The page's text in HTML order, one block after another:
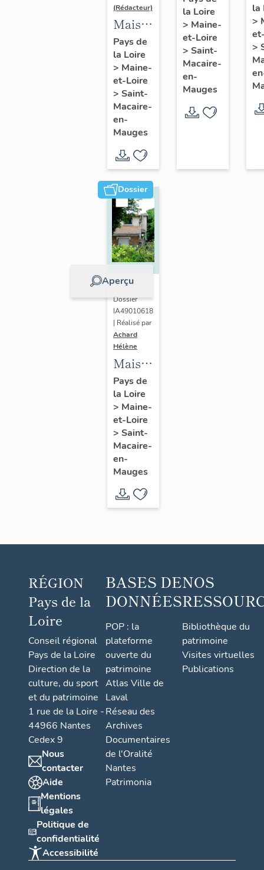
(Rédacteur)
Maison
de
l'industriel
Louis
Pasquier,
2 rue
Pasteur,
Saint-
Macaire-
en-
Mauges
Pays de
la Loire
> Maine-
et-Loire
> Saint-
Macaire-
en-
Mauges
l'industriel
Jean
Pasquier,
9 rue
Jeanne-
d'Arc,
Saint-
la Loire
> Maine-
et-Loire
> Saint-
Macaire-
en-
Mauges
la
>
>
Dossier
Aperçu
Dossier
IA49010618
| Réalisé par
Achard
Hélène
Maison
de
l'industriel
Louis
Huchon
(fils)
Pays de
la Loire
> Maine-
et-Loire
> Saint-
Macaire-
en-
Mauges
RÉGION
Pays de la
Loire
Conseil régional
Pays de la Loire
Direction de la
culture, du sport
et du patrimoine
1 rue de la Loire -
44966 Nantes
Cedex 9
Nous
contacter
Aide
Mentions
légales
Politique de
confidentialité
Accessibilité
BASES DE
DONNÉES
POP : la
plateforme
ouverte du
patrimoine
Atlas Ville de
Laval
Réseau des
Archives
Documentaires
de l'Oralité
Nantes
Patrimonia
NOS
Bibliothèque du
patrimoine
Visites virtuelles
Publications